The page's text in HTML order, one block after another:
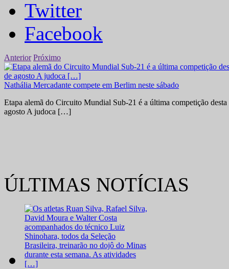
Twitter
Facebook
Anterior Próximo
Nathália Mercadante compete em Berlim neste sábado
Etapa alemã do Circuito Mundial Sub-21 é a última competição
agosto A judoca […]
ÚLTIMAS NOTÍCIAS